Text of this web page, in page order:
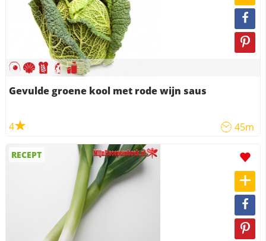
Gevulde groene kool met rode wijn saus
4 45m
RECEPT